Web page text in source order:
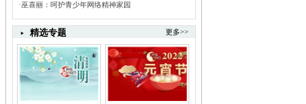
·巫喜丽：呵护青少年网络精神家园
精选专题 更多>>